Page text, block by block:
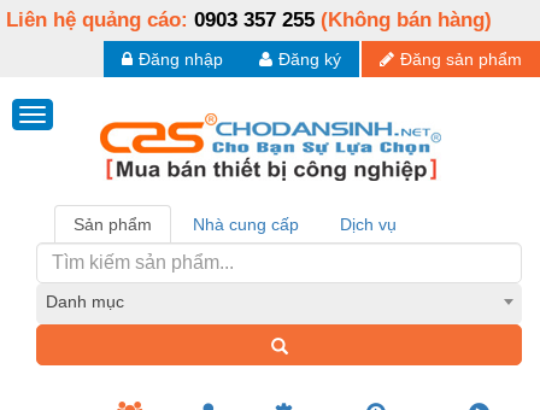
Liên hệ quảng cáo: 0903 357 255 (Không bán hàng)
Đăng sản phẩm
Đăng ký
Đăng nhập
Sản phẩm Nhà cung cấp Dịch vụ
Danh mục